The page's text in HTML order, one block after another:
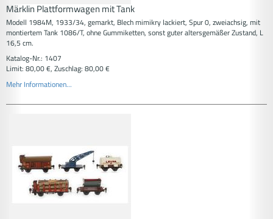
Märklin Plattformwagen mit Tank
Modell 1984M, 1933/34, gemarkt, Blech mimikry lackiert, Spur 0, zweiachsig, mit
montiertem Tank 1086/T, ohne Gummiketten, sonst guter altersgemäßer Zustand, L
16,5 cm.
Katalog-Nr.: 1407
Limit: 80,00 €, Zuschlag: 80,00 €
Mehr Informationen...